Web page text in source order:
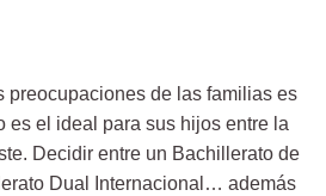
preocupaciones de las familias es
es el ideal para sus hijos entre la
Decidir entre un Bachillerato de
Dual Internacional … además